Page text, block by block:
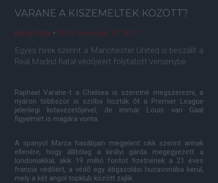
VARANE A KISZEMELTEK KÖZÖTT?
Balog Attila • 2014. november. 27. 10:11
Egyes hírek szerint a Manchester United is beszállt a
Real Madrid fiatal védõjéért folytatott versenybe.
Raphael Varane-t a Chelsea is szeretné megszerezni, a
nyáron többször is szóba hozták õt a Premier League
jelenlegi listavezetõjével, de immár Louis van Gaal
figyelmét is magára vonta.
A spanyol Marca hasábjain megjelent cikk szerint annak
ellenére, hogy állítólag a királyi gárda megegyezett a
londoniakkal, akik 19 millió fontot fizetnének a 21 éves
francia védõért, a védõ egy átigazolási huzavonába kerül,
mely a két angol topklub között zajlik.